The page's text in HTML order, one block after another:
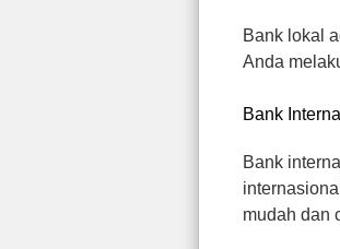
Bank lokal
Anda
Bank
Bank
mudah dan